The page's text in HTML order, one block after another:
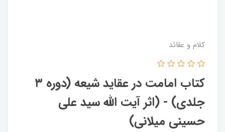
کلام و عقائد
کتاب امامت در عقاید شیعه (دوره ۳
جلدی) - (اثر آیت الله سید علی
حسینی میلانی)